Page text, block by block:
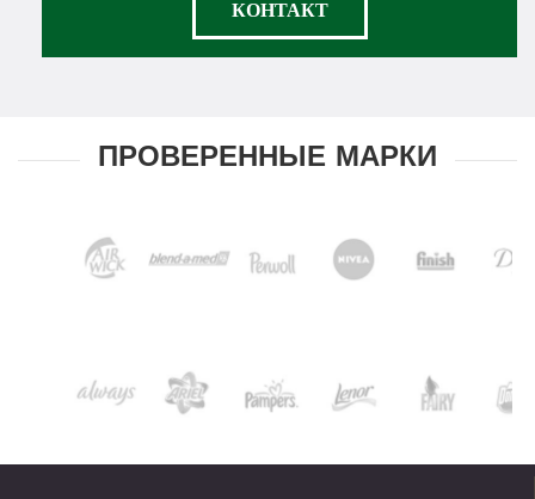
КОНТАКТ
ПРОВЕРЕННЫЕ МАРКИ